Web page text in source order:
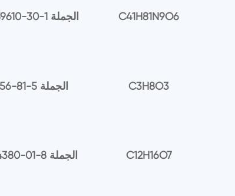
959610-30-1 الجملة C41H81N9O6
56-81-5 الجملة C3H8O3
84380-01-8 الجملة C12H16O7